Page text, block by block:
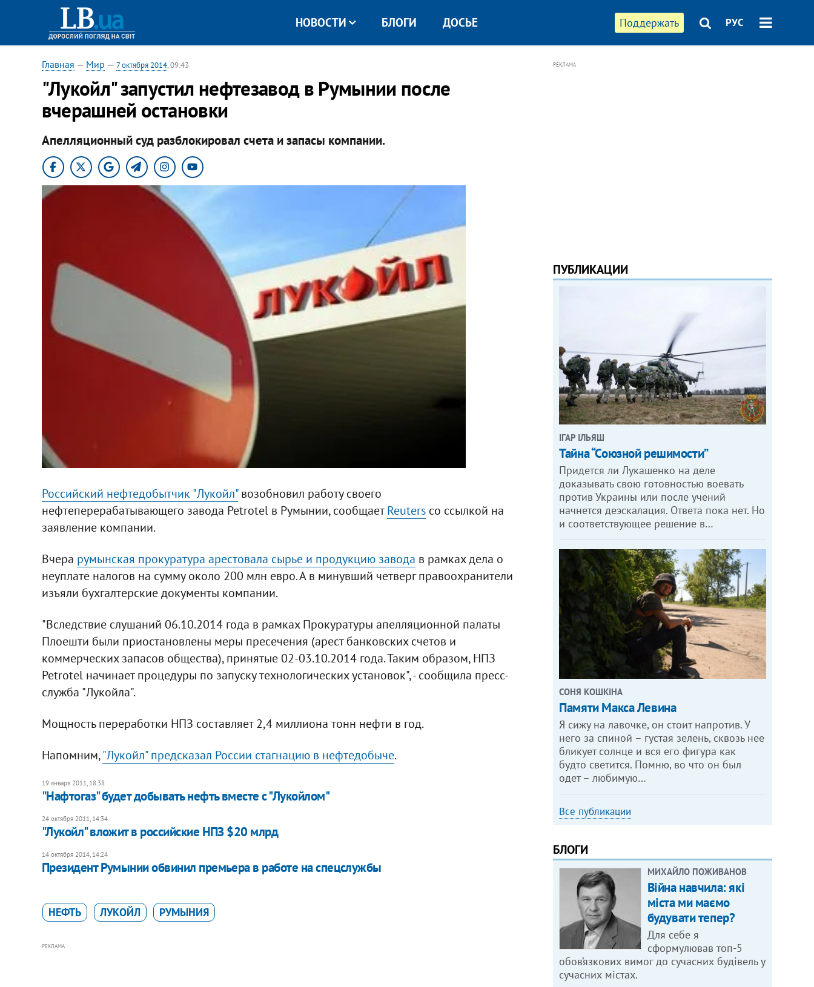
Поддержать РУС
НОВОСТИ БЛОГИ ДОСЬЕ
Главная — Мир — 7 октября 2014, 09:43
"Лукойл" запустил нефтезавод в Румынии после
вчерашней остановки
Апелляционный суд разблокировал счета и запасы компании.
Российский нефтедобытчик "Лукойл"возобновил работу своего
нефтеперерабатывающего завода Petrotel в Румынии, сообщаетReutersсо ссылкой на
заявление компании.
Вчера румынская прокуратура арестовала сырье и продукцию завода в рамках дела о
неуплате налогов на сумму около 200 млн евро. А в минувший четверг правоохранители
изъяли бухгалтерские документы компании.
"Вследствие слушаний 06.10.2014 года в рамках Прокуратуры апелляционной палаты
Плоешти были приостановлены меры пресечения (арест банковских счетов и
коммерческих запасов общества), принятые 02-03.10.2014 года. Таким образом, НПЗ
Petrotel начинает процедуры по запуску технологических установок", - сообщила пресс-
служба "Лукойла".
Мощность переработки НПЗ составляет 2,4 миллиона тонн нефти в год.
Напомним,"Лукойл" предсказал России стагнацию в нефтедобыче.
19 января 2011, 18:38
"Нафтогаз" будет добывать нефть вместе с "Лукойлом"
24 октября 2011, 14:34
"Лукойл" вложит в российские НПЗ $20 млрд
14 октября 2014, 14:24
Президент Румынии обвинил премьера в работе на спецслужбы
НЕФТЬ ЛУКОЙЛ РУМЫНИЯ
РЕКЛАМА
РЕКЛАМА
ПУБЛИКАЦИИ
ІГАР ІЛЬЯШ
Тайна “Союзной решимости”
Придется ли Лукашенко на деле
доказывать свою готовностью воевать
против Украины или после учений
начнется деэскалация. Ответа пока нет. Но
и соответствующее решение в…
СОНЯ КОШКІНА
Памяти Макса Левина
Я сижу на лавочке, он стоит напротив. У
него за спиной – густая зелень, сквозь нее
бликует солнце и вся его фигура как
будто светится. Помню, во что он был
одет – любимую…
Все публикации
БЛОГИ
МИХАЙЛО ПОЖИВАНОВ
Війна навчила: які
міста ми маємо
будувати тепер?
Для себе я
сформулював топ-5
обов’язкових вимог до сучасних будівель у
сучасних містах.